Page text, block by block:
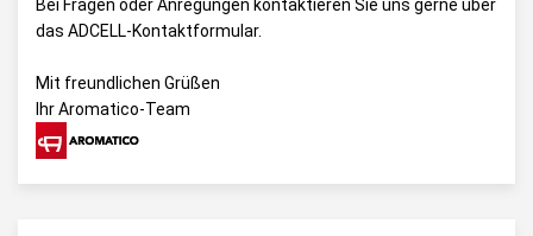
Bei Fragen oder Anregungen kontaktieren Sie uns gerne über
das ADCELL-Kontaktformular.
Mit freundlichen Grüßen
Ihr Aromatico-Team